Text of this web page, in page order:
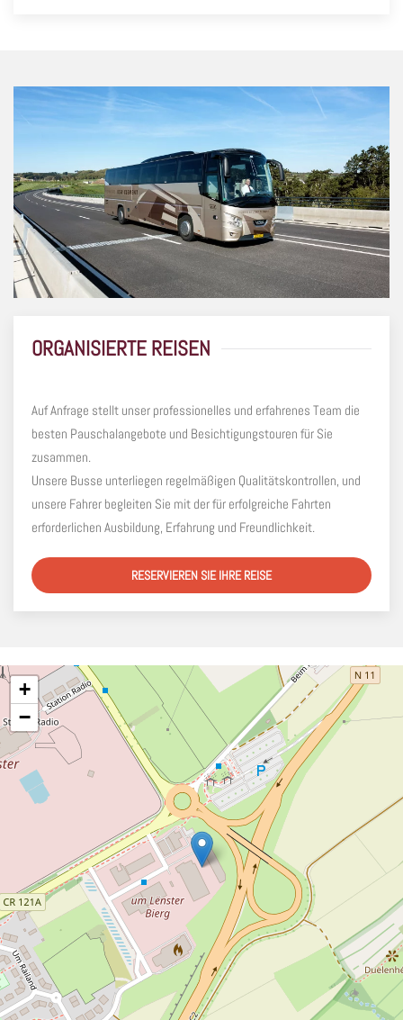
ORGANISIERTE REISEN
Auf Anfrage stellt unser professionelles und erfahrenes Team die
besten Pauschalangebote und Besichtigungstouren für Sie
zusammen.
Unsere Busse unterliegen regelmäßigen Qualitätskontrollen, und
unsere Fahrer begleiten Sie mit der für erfolgreiche Fahrten
erforderlichen Ausbildung, Erfahrung und Freundlichkeit.
RESERVIEREN SIE IHRE REISE
+
−